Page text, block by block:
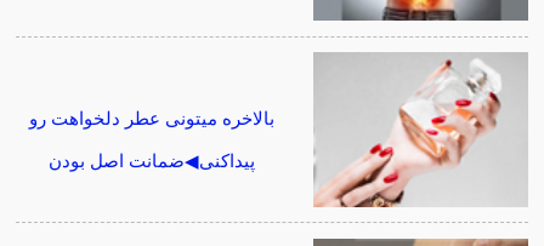
بالاخره میتونی عطر دلخواهت رو
پیداکنی◀ضمانت اصل بودن